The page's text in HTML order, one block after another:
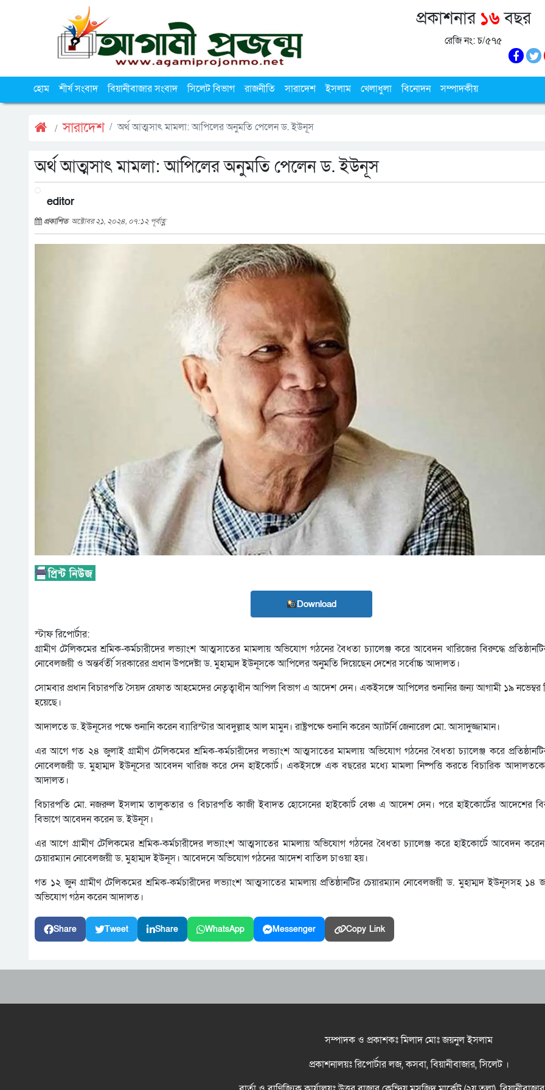
প্রকাশনার ১৬বছর
রেজি নং: চ/৫৭৫
হোম শীর্ষ সংবাদ বিয়ানীবাজার সংবাদ সিলেট বিভাগ রাজনীতি সারাদেশ ইসলাম খেলাধুলা বিনোদন সম্পাদকীয়
সারাদেশ অর্থ আত্মসাৎ মামলা: আপিলের অনুমতি পেলেন ড. ইউনূস
অর্থ আত্মসাৎ মামলা: আপিলের অনুমতি পেলেন ড. ইউনূস
editor
প্রকাশিত অক্টোবর ২১, ২০২৪, ০৭:১২ পূর্বাহ্ণ
Download
স্টাফ রিপোর্টার:
গ্রামীণ টেলিকমের শ্রমিক-কর্মচারীদের লভ্যাংশ আত্মসাতের মামলায় অভিযোগ গঠনের বৈধতা চ্যালেঞ্জ করে আবেদন খারিজের বিরুদ্ধে
নোবেলজয়ী ও অন্তর্বর্তী সরকারের প্রধান উপদেষ্টা ড. মুহাম্মদ ইউনূসকে আপিলের অনুমতি দিয়েছেন দেশের সর্বোচ্চ আদালত।
সোমবার প্রধান বিচারপতি সৈয়দ রেফাত আহমেদের নেতৃত্বাধীন আপিল বিভাগ এ আদেশ দেন। একইসঙ্গে আপিলের শুনানির জন্য আগামী ১৯ নভেম্বর
হয়েছে।
আদালতে ড. ইউনূসের পক্ষে শুনানি করেন ব্যারিস্টার আবদুল্লাহ আল মামুন। রাষ্ট্রপক্ষে শুনানি করেন অ্যাটর্নি জেনারেল মো. আসাদুজ্জামান।
এর আগে গত ২৪ জুলাই গ্রামীণ টেলিকমের শ্রমিক-কর্মচারীদের লভ্যাংশ আত্মসাতের মামলায় অভিযোগ গঠনের বৈধতা চ্যালেঞ্জ করে
নোবেলজয়ী ড. মুহাম্মদ ইউনূসের আবেদন খারিজ করে দেন হাইকোর্ট। একইসঙ্গে এক বছরের মধ্যে মামলা নিষ্পত্তি করতে বিচারিক আদালতকে
আদালত।
বিচারপতি মো. নজরুল ইসলাম তালুকতার ও বিচারপতি কাজী ইবাদত হোসেনের হাইকোর্ট বেঞ্চ এ আদেশ দেন। পরে হাইকোর্টের আদেশের
বিভাগে আবেদন করেন ড. ইউনূস।
এর আগে গ্রামীণ টেলিকমের শ্রমিক-কর্মচারীদের লভ্যাংশ আত্মসাতের মামলায় অভিযোগ গঠনের বৈধতা চ্যালেঞ্জ করে হাইকোর্টে আবেদন করেন
চেয়ারম্যান নোবেলজয়ী ড. মুহাম্মদ ইউনূস। আবেদনে অভিযোগ গঠনের আদেশ বাতিল চাওয়া হয়।
গত ১২ জুন গ্রামীণ টেলিকমের শ্রমিক-কর্মচারীদের লভ্যাংশ আত্মসাতের মামলায় প্রতিষ্ঠানটির চেয়ারম্যান নোবেলজয়ী ড. মুহাম্মদ ইউনূসসহ ১৪
অভিযোগ গঠন করেন আদালত।
Share Tweet Share WhatsApp Messenger Copy Link
সম্পাদক ও প্রকাশকঃ মিলাদ মোঃ জয়নুল ইসলাম
প্রকাশনালয়ঃ রিপোর্টার লজ, কসবা, বিয়ানীবাজার, সিলেট ।